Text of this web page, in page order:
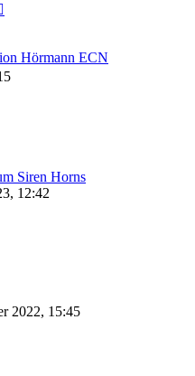
Hörmann ECN
Siren Horns
12:42
2022, 15:45